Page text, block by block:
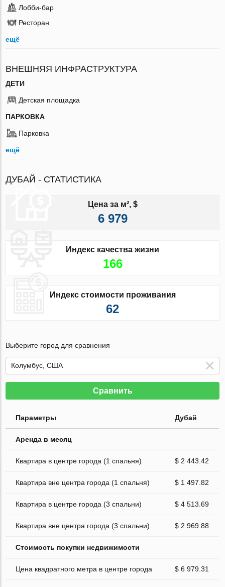
Лобби-бар
Ресторан
ещё
ВНЕШНЯЯ ИНФРАСТРУКТУРА
ДЕТИ
Детская площадка
ПАРКОВКА
Парковка
ещё
ДУБАЙ - СТАТИСТИКА
Цена за м², $
6 979
Индекс качества жизни
166
Индекс стоимости проживания
62
Выберите город для сравнения
Сравнить
Параметры Дубай
Аренда в месяц
Квартира в центре города (1 спальня) $ 2 443.42
Квартира вне центра города (1 спальня) $ 1 497.82
Квартира в центре города (3 спальни) $ 4 513.69
Квартира вне центра города (3 спальни) $ 2 969.88
Стоимость покупки недвижимости
Цена квадратного метра в центре города $ 6 979.31